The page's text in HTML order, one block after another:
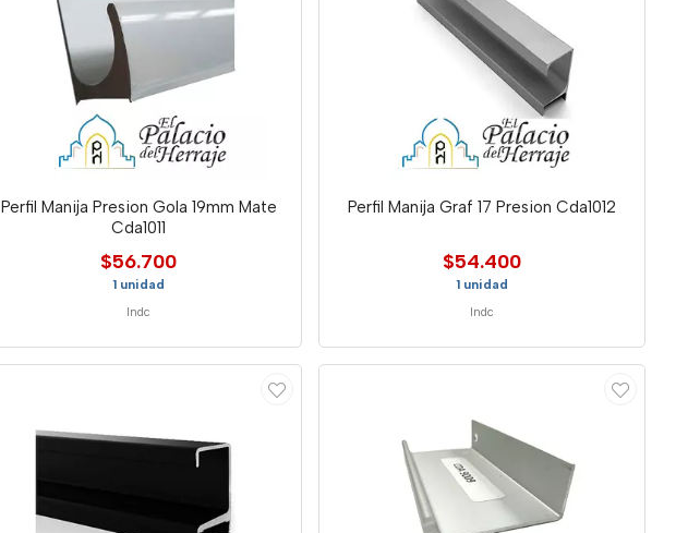
Perfil Manija Presion Gola 19mm Mate
Cda1011
$56.700
1 unidad
Indc
Perfil Manija Graf 17 Presion Cda1012
$54.400
1 unidad
Indc